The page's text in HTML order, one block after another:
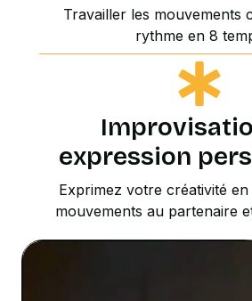
Travailler les mouvements
rythme en 8
expression
Exprimez votre créativité
mouvements au partenaire